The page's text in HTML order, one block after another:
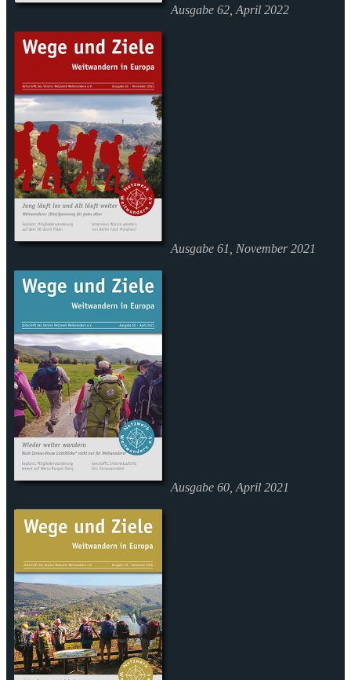
Ausgabe 62, April 2022
Ausgabe 61, November 2021
Ausgabe 60, April 2021